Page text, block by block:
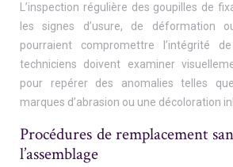
L’inspection régulière des goupilles de
les signes d’usure, de déformation
pourraient compromettre l’intégrité
techniciens doivent examiner
pour repérer des anomalies telles
marques d’abrasion ou une décoloration
Procédures de remplacement
l’assemblage